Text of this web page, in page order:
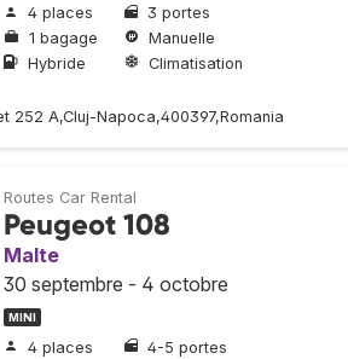
4 places
3 portes
1 bagage
Manuelle
Hybride
Climatisation
252 A,Cluj-Napoca,400397,Romania
Routes Car Rental
Peugeot 108
Malte
30 septembre - 4 octobre
MINI
4 places
4-5 portes